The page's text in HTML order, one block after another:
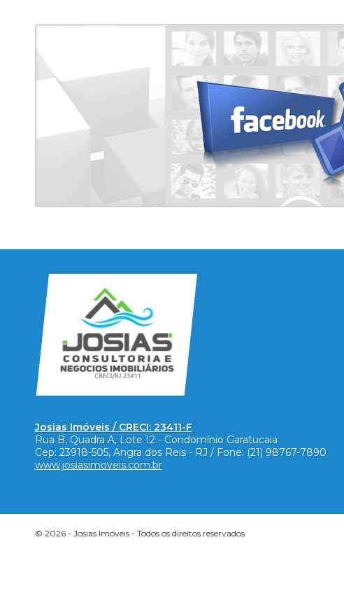
Josias Imóveis / CRECI: 23411-F
Rua B, Quadra A, Lote 12 - Condomínio Garatucaia
Cep: 23918-505, Angra dos Reis- RJ / Fone: (21) 98767-7890
www.josiasimoveis.com.br
© 2026 - Josias Imóveis- Todos os direitos reservados